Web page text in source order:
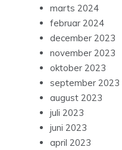
marts 2024
februar 2024
december 2023
november 2023
oktober 2023
september 2023
august 2023
juli 2023
juni 2023
april 2023